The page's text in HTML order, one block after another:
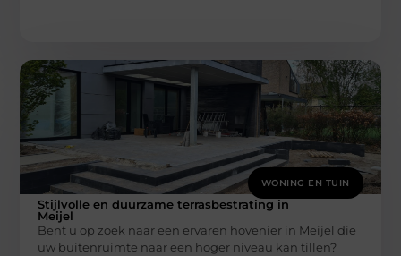
WONING EN TUIN
Stijlvolle en duurzame terrasbestrating in
Meijel
Bent u op zoek naar een ervaren hovenier in Meijel die
uw buitenruimte naar een hoger niveau kan tillen?